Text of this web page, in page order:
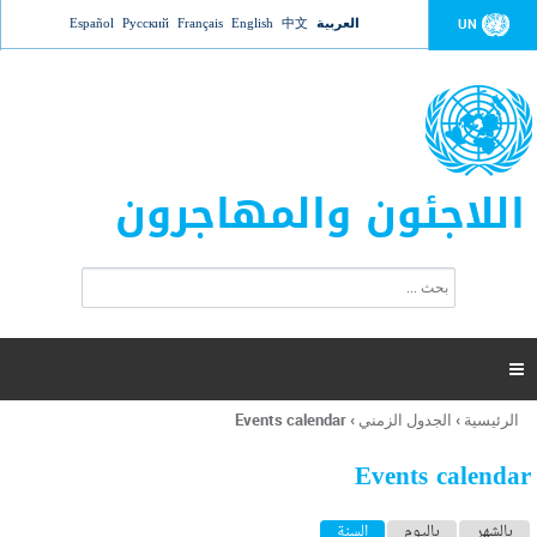
Jump to navigation UN العربية 中文
English
Français
Русский
Español
اللاجئون والمهاجرون
ت
ر
ل
ح
ب

أنت
هنا
الرئيسية › الجدول الزمني ›
Events calendar
Events calendar